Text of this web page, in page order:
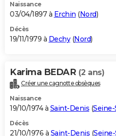
Naissance
03/04/1897 à Erchin (Nord)
Décès
19/11/1979 à Dechy(Nord)
Karima BEDAR (2 ans)
Créer une cagnotte obsèques
Naissance
19/10/1974 à Saint-Denis (
Décès
21/10/1976 à Saint-Denis (